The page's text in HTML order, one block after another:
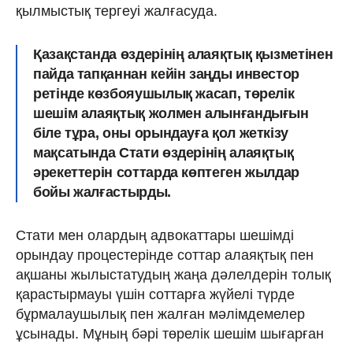
қылмыстық тергеуі жалғасуда.
Қазақстанда өздерінің алаяқтық қызметінен
пайда тапқаннан кейін заңды инвестор
ретінде көзбояушылық жасап, төрелік
шешім алаяқтық жолмен алынғандығын
біле тұра, оны орындауға қол жеткізу
мақсатында Стати өздерінің алаяқтық
әрекеттерін соттарда көптеген жылдар
бойы жалғастырды.
Стати мен олардың адвокаттары шешімді
орындау процестерінде соттар алаяқтық пен
ақшаны жылыстатудың жаңа дәлелдерін толық
қарастырмауы үшін соттарға жүйелі түрде
бұрмалаушылық пен жалған мәлімдемелер
ұсынады. Мұның бәрі төрелік шешім шығарған